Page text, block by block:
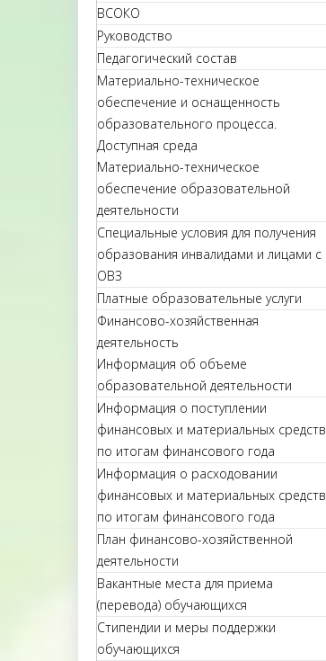
ВСОКО
Руководство
Педагогический состав
Материально-техническое
обеспечение и оснащенность
образовательного процесса.
Доступная среда
Материально-техническое
обеспечение образовательной
деятельности
Специальные условия для получения
образования инвалидами и лицами с
ОВЗ
Платные образовательные услуги
Финансово-хозяйственная
деятельность
Информация об объеме
образовательной деятельности
Информация о поступлении
финансовых и материальных средств
по итогам финансового года
Информация о расходовании
финансовых и материальных средств
по итогам финансового года
План финансово-хозяйственной
деятельности
Вакантные места для приема
(перевода) обучающихся
Стипендии и меры поддержки
обучающихся